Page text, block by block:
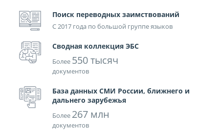
Поиск переводных заимствований
С 2017 года по большой группе языков
Сводная коллекция ЭБС
Более 550 тысяч
документов
База данных СМИ России, ближнего и
дальнего зарубежья
Более 267 млн
документов